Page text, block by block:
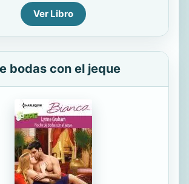
Ver Libro
bodas con el jeque